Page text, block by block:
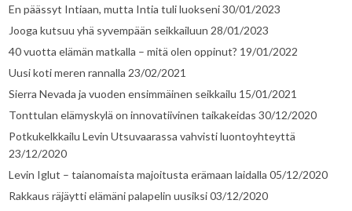
En päässyt Intiaan, mutta Intia tuli luokseni30/01/2023
Jooga kutsuu yhä syvempään seikkailuun 28/01/2023
40 vuotta elämän matkalla – mitä olen oppinut? 19/01/2022
Uusi koti meren rannalla 23/02/2021
Sierra Nevada ja vuoden ensimmäinen seikkailu 15/01/2021
Tonttulan elämyskylä on innovatiivinen taikakeidas 30/12/2020
Potkukelkkailu Levin Utsuvaarassa vahvisti luontoyhteyttä
23/12/2020
Levin Iglut – taianomaista majoitusta erämaan laidalla 05/12/2020
Rakkaus räjäytti elämäni palapelin uusiksi03/12/2020